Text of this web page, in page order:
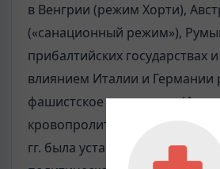
в Венгрии (режим Хорти),
(«санационный режим»),
прибалтийских государствах
влиянием Италии и Германии
фашистское движение в
кровопролитной
гг. была установлена (март